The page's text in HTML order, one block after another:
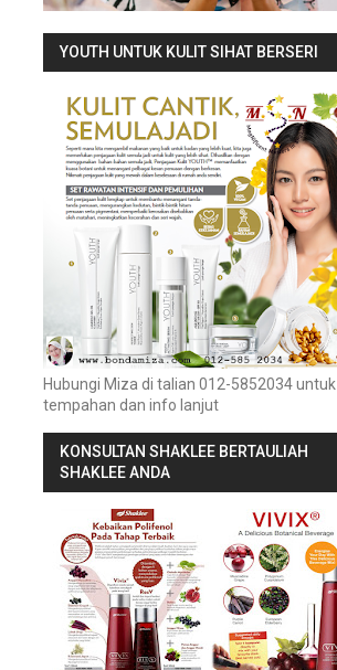
YOUTH UNTUK KULIT SIHAT BERSERI
Hubungi Miza di talian 012-5852034 untuk
tempahan dan info lanjut
KONSULTAN SHAKLEE BERTAULIAH
SHAKLEE ANDA